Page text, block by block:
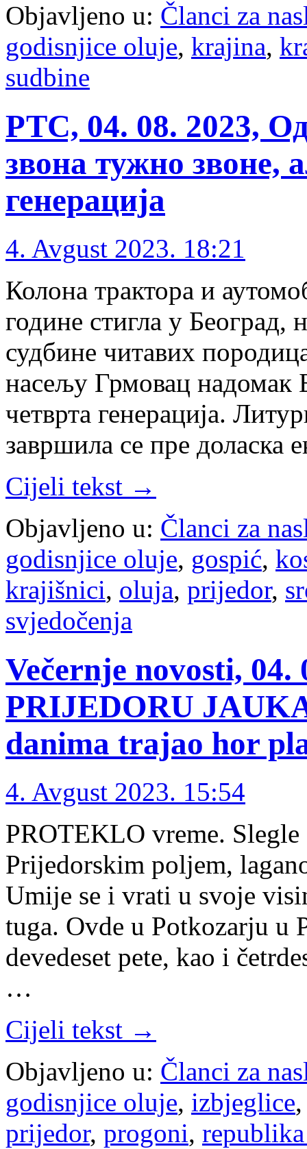
Objavljeno u: Članci za
godisnjice oluje, krajina,
sudbine
РТС, 04. 08. 2023,
звона тужно звоне,
генерација
4. Avgust 2023. 18:21
Колона трактора и
године стигла у Београд,
судбине читавих
насељу Грмовац надомак
четврта генерација.
завршила се пре
Cijeli tekst →
Objavljeno u: Članci za
godisnjice oluje, gospić,
krajišnici, oluja, prijedor,
svjedočenja
Večernje novosti,
PRIJEDORU
danima trajao hor
4. Avgust 2023. 15:54
PROTEKLO vreme. Slegle
Prijedorskim poljem,
Umije se i vrati u svoje
tuga. Ovde u Potkozarju u
devedeset pete, kao i
…
Cijeli tekst →
Objavljeno u: Članci za
godisnjice oluje, izbjeglice
prijedor, progoni,